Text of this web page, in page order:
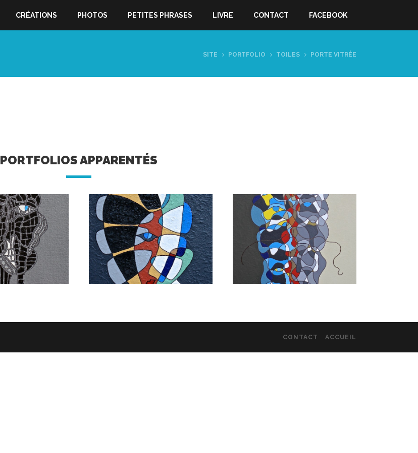
CRÉATIONS PHOTOS PETITES PHRASES LIVRE CONTACT FACEBOOK
SITE PORTFOLIO TOILES PORTE VITRÉE
PORTFOLIOS APPARENTÉS
CONTACT ACCUEIL